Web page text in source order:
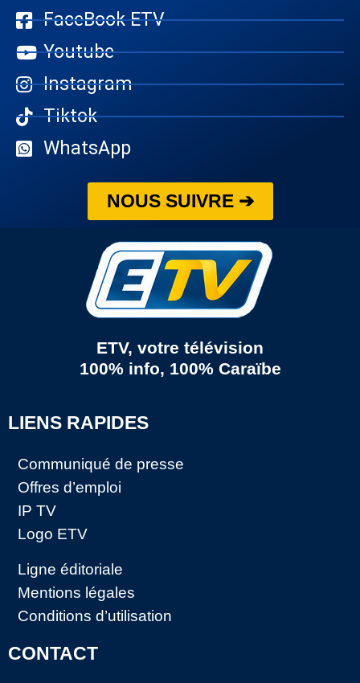
FaceBook ETV
Youtube
Instagram
Tiktok
WhatsApp
NOUS SUIVRE ➔
ETV, votre télévision
100% info, 100% Caraïbe
LIENS RAPIDES
Communiqué de presse
Offres d’emploi
IP TV
Logo ETV
Ligne éditoriale
Mentions légales
Conditions d’utilisation
CONTACT